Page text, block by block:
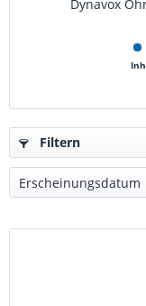
Dynavox
Filtern